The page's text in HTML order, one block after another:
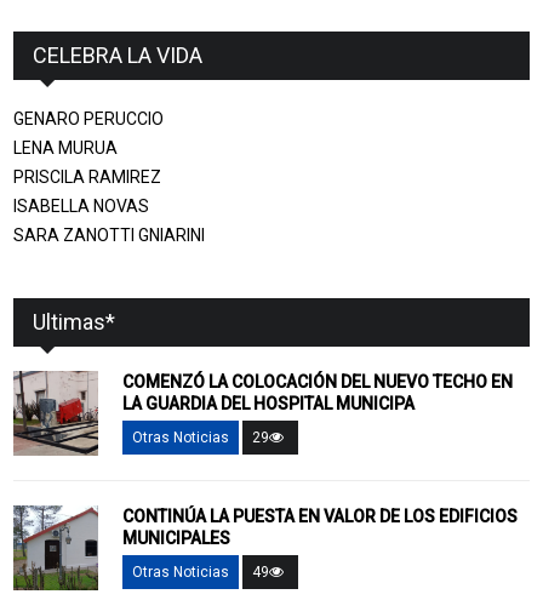
CELEBRA LA VIDA
GENARO PERUCCIO
LENA MURUA
PRISCILA RAMIREZ
ISABELLA NOVAS
SARA ZANOTTI GNIARINI
Ultimas*
COMENZÓ LA COLOCACIÓN DEL NUEVO TECHO EN
LA GUARDIA DEL HOSPITAL MUNICIPA
Otras Noticias 29
CONTINÚA LA PUESTA EN VALOR DE LOS EDIFICIOS
MUNICIPALES
Otras Noticias 49